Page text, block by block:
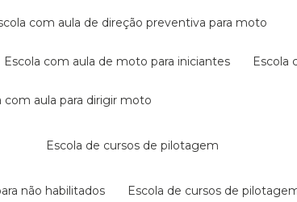
com aula de direção preventiva para moto
escola com aula de moto para iniciantes
com aula para dirigir moto
escola de cursos de pilotagem
não habilitados escola de cursos de